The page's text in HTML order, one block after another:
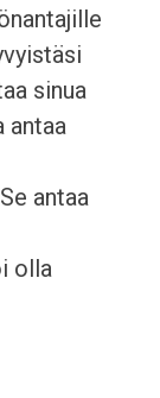
sinua
antaa
antaa
olla